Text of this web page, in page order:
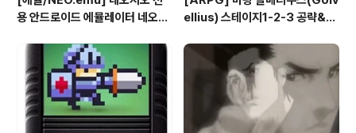
용 안드로이드 에뮬레이터 네오지
폰 테이크HD Android Emul G
ame)
ellius) 스테이지1-2-3 공략&맵